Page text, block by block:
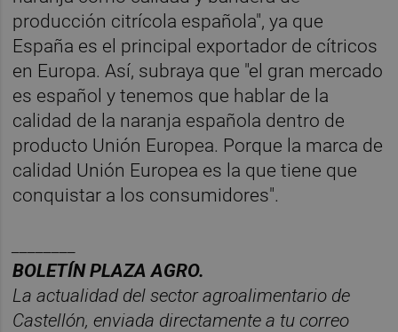
producción citrícola española", ya que
España es el principal exportador de cítricos
en Europa. Así, subraya que "el gran mercado
es español y tenemos que hablar de la
calidad de la naranja española dentro de
producto Unión Europea. Porque la marca de
calidad Unión Europea es la que tiene que
conquistar a los consumidores".
BOLETÍN PLAZA AGRO.
La actualidad del sector agroalimentario de
Castellón, enviada directamente a tu correo